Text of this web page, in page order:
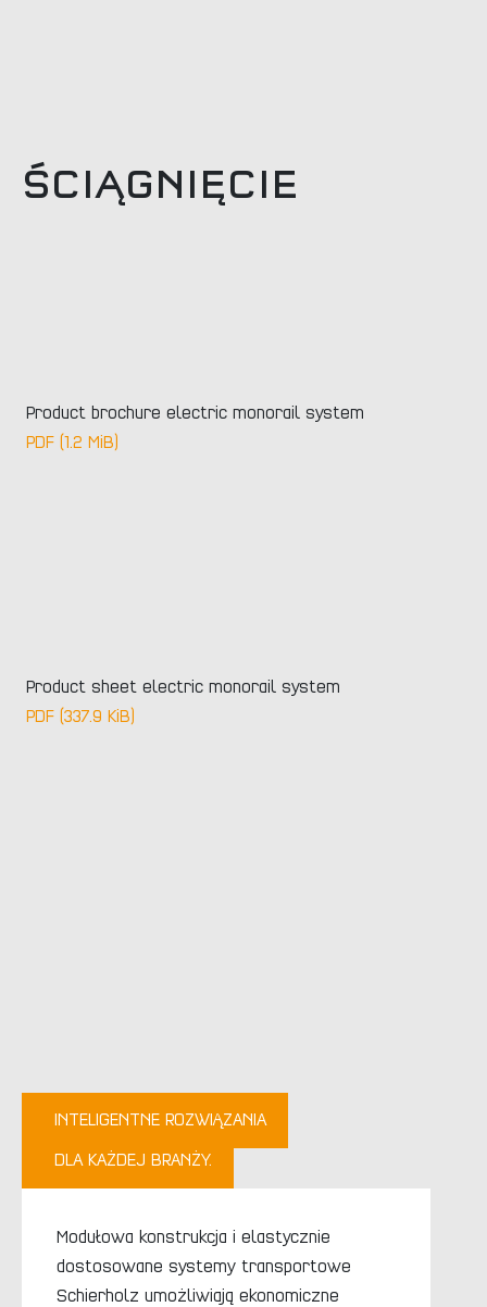
ŚCIĄGNIĘCIE
Product brochure electric monorail system
PDF (1.2 MiB)
Product sheet electric monorail system
PDF (337.9 KiB)
INTELIGENTNE ROZWIĄZANIA
DLA KAŻDEJ BRANŻY.
Modułowa konstrukcja i elastycznie
dostosowane systemy transportowe
Schierholz umożliwiają ekonomiczne